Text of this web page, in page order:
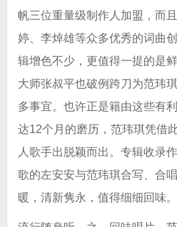
帆三位重量级制作人加盟，而
婷、李焯雄等众多优秀的词曲
辑增色不少，更值得一提的是
大师张叔平也破例跨刀为范玮
多事宜。也许正是籍由这些有
达12个月的磨历，范玮琪凭借
人歌手出脱颖而出。专辑收录
歌的左安安与范玮琪合写、合
暖，清新隽永，值得细细回味。